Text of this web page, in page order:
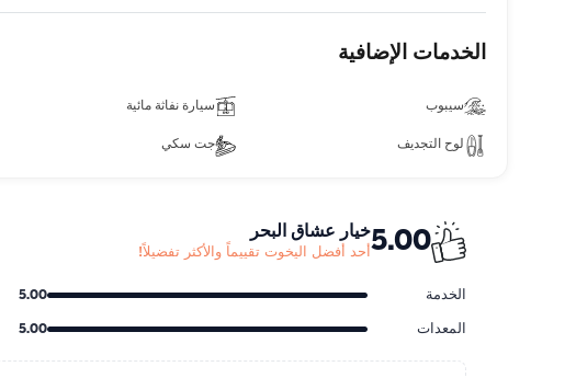
الخدمات الإضافية
سيبوب سيارة نفاثة مائية
لوح التجديف جت سكي
5.00خيار عشاق البحر
أحد أفضل اليخوت تقييماً والأكثر تفضيلاً!
الخدمة 5.00
المعدات 5.00